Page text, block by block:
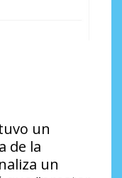
un
de la
un